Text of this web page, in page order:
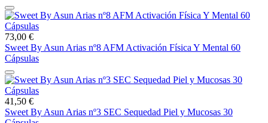
73,00 €
Sweet By Asun Arias nº8 AFM Activación Física Y Mental 60
Cápsulas
41,50 €
Sweet By Asun Arias nº3 SEC Sequedad Piel y Mucosas 30